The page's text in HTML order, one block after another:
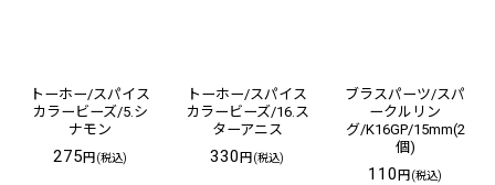
トーホー/スパイス
カラービーズ/5.シ
ナモン
275円(税込)
トーホー/スパイス
カラービーズ/16.ス
ターアニス
330円(税込)
ブラスパーツ/スパ
ークルリン
グ/K16GP/15mm(2
個)
110円(税込)